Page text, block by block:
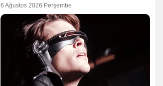
6 Ağustos 2026 Perşembe